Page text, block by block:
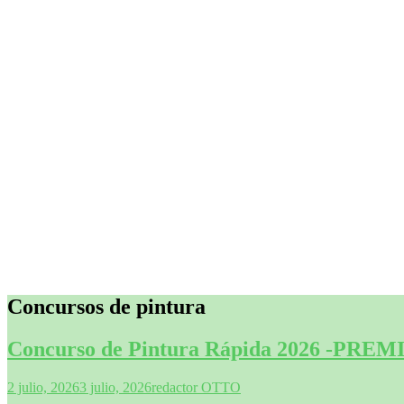
Concursos de pintura
Concurso de Pintura Rápida 2026 -
2 julio, 20263 julio, 2026redactor OTTO